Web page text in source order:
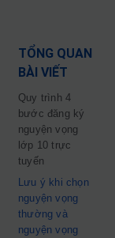
TỔNG QUAN
BÀI VIẾT
Quy trình 4
bước đăng ký
nguyện vọng
lớp 10 trực
tuyến
Lưu ý khi chọn
nguyện vọng
thường và
nguyện vọng